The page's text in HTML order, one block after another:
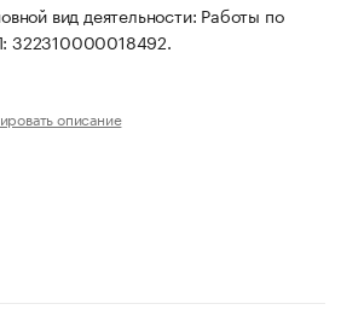
вид деятельности: Работы по
322310000018492.
описание